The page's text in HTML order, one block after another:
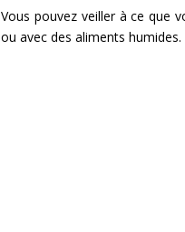
Vous pouvez veiller à ce que
ou avec des aliments humides.